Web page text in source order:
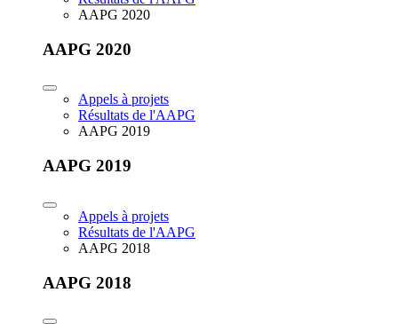
AAPG 2020
AAPG 2020
Appels à projets
Résultats de l'AAPG
AAPG 2019
AAPG 2019
Appels à projets
Résultats de l'AAPG
AAPG 2018
AAPG 2018